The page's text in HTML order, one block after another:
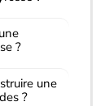
?
une
?